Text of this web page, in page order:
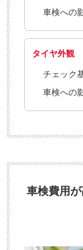
車検への
タイヤ外観
チェック
車検への
車検費用